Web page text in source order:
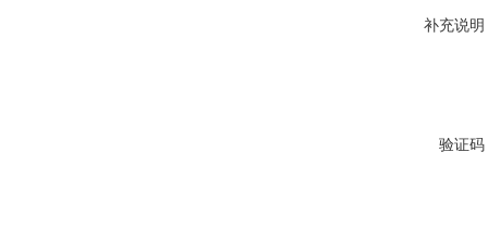
补充说明
验证码